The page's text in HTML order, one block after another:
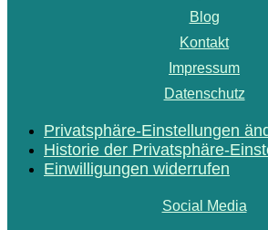
Blog
Kontakt
Impressum
Datenschutz
Privatsphäre-Einstellungen
Historie der Privatsphäre-
Einwilligungen widerrufen
Social Media